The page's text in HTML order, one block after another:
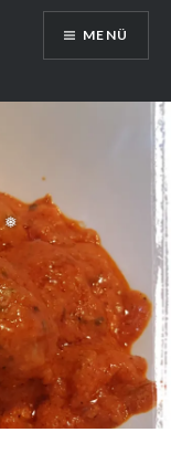
MENÜ